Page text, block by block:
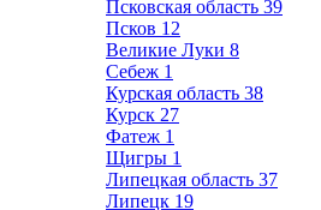
Псковская область 39
Псков 12
Великие Луки 8
Себеж 1
Курская область 38
Курск 27
Фатеж 1
Щигры 1
Липецкая область 37
Липецк 19